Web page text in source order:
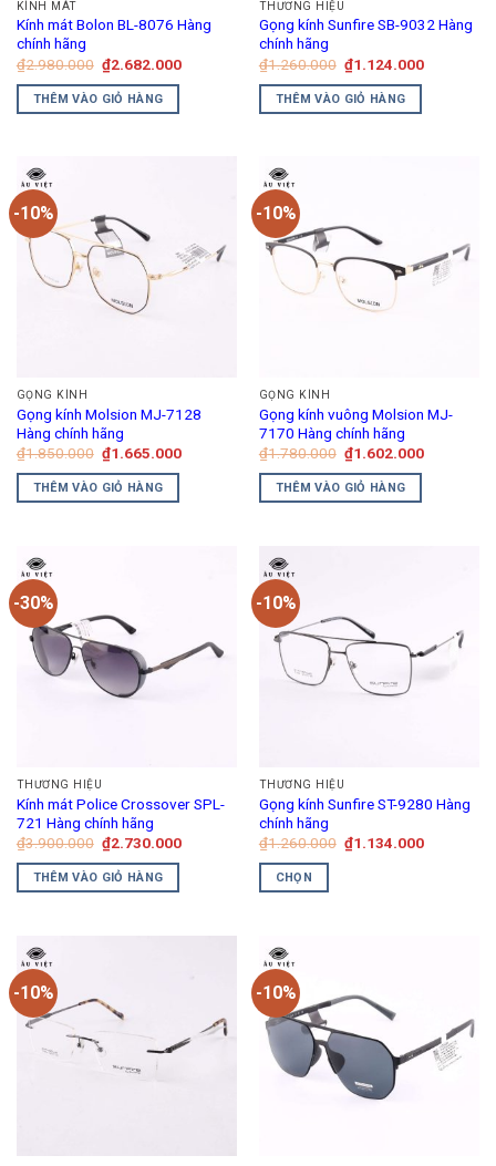
KÍNH MÁT
Kính mát Bolon BL-8076 Hàng
chính hãng
₫2.980.000 Giá
gốc
là:
₫2.980.000.
₫2.682.000Giá
THÊM VÀO GIỎ HÀNG
THƯƠNG HIỆU
Gọng kính Sunfire SB-9032 Hàng
chính hãng
₫1.260.000 Giá
gốc
là:
₫1.260.000.
₫1.124.000Giá
THÊM VÀO GIỎ HÀNG
-10%
GỌNG KÍNH
Gọng kính Molsion MJ-7128
Hàng chính hãng
₫1.850.000 Giá
gốc
là:
₫1.850.000.
₫1.665.000Giá
THÊM VÀO GIỎ HÀNG
-10%
GỌNG KÍNH
Gọng kính vuông Molsion MJ-
7170 Hàng chính hãng
₫1.780.000 Giá
gốc
là:
₫1.780.000.
₫1.602.000Giá
THÊM VÀO GIỎ HÀNG
-30%
THƯƠNG HIỆU
Kính mát Police Crossover SPL-
721 Hàng chính hãng
₫3.900.000 Giá
gốc
là:
₫3.900.000.
₫2.730.000Giá
THÊM VÀO GIỎ HÀNG
-10%
THƯƠNG HIỆU
Gọng kính Sunfire ST-9280 Hàng
chính hãng
₫1.260.000 Giá
gốc
₫1.134.000Giá
CHỌN
này
có
nhiều
biến
thể.
Các
-10% -10%